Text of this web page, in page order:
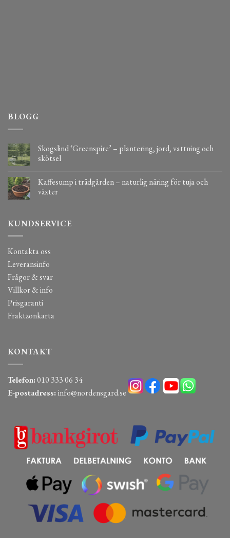
BLOGG
Skogslind ‘Greenspire’ – plantering, jord, vattning och
skötsel
Kaffesump i trädgården – naturlig näring för tuja och
växter
KUNDSERVICE
Kontakta oss
Leveransinfo
Frågor & svar
Villkor & info
Prisgaranti
Fraktzonkarta
KONTAKT
Telefon:010 333 06 34
E-postadress: info@nordensgard.se